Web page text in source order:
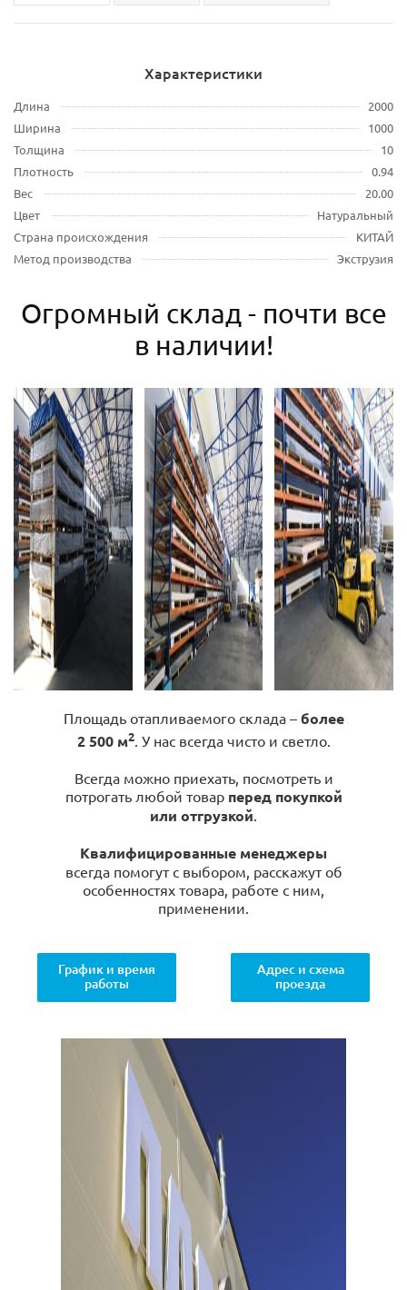
Характеристики
Длина
2000
Ширина
1000
Толщина
10
Плотность
0.94
Вес
20.00
Цвет
Натуральный
Страна происхождения
КИТАЙ
Метод производства
Экструзия
Огромный склад - почти все
в наличии!
Площадь отапливаемого склада – более
2 500 м2. У нас всегда чисто и светло.
Всегда можно приехать, посмотреть и
потрогать любой товар перед покупкой
или отгрузкой.
Квалифицированные менеджеры
всегда помогут с выбором, расскажут об
особенностях товара, работе с ним,
применении.
График и время
работы
Адрес и схема
проезда